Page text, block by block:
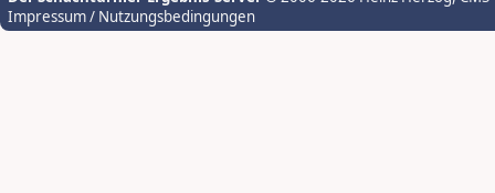
Impressum / Nutzungsbedingungen